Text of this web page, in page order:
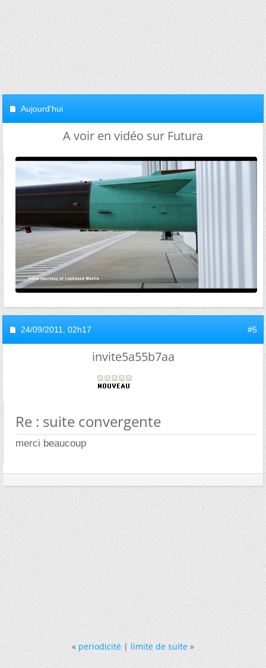
Aujourd'hui
A voir en vidéo sur Futura
24/09/2011, 02h17 #5
invite5a55b7aa
Re : suite convergente
merci beaucoup
« periodicité|limite de suite »